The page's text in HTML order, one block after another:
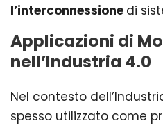
l’interconnessione di
Applicazioni di
nell’Industria 4.0
Nel contesto
spesso utilizzato come